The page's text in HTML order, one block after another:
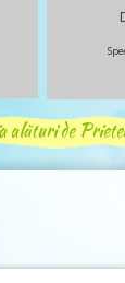
alături de